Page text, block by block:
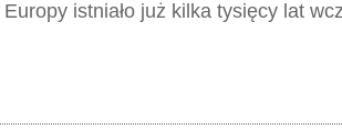
istniało już kilka tysięcy lat